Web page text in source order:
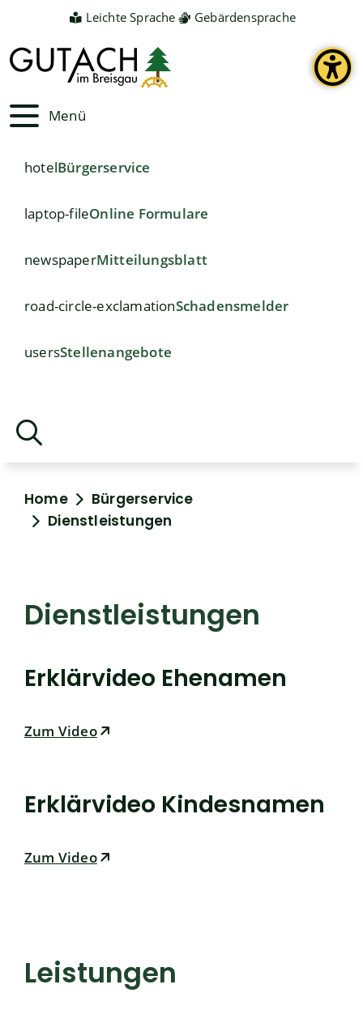
Leichte Sprache Gebärdensprache
Menü
hotelBürgerservice
laptop-fileOnline Formulare
newspaperMitteilungsblatt
road-circle-exclamationSchadensmelder
usersStellenangebote
Home
Bürgerservice
Dienstleistungen
Dienstleistungen
Erklärvideo Ehenamen
Zum Video
Erklärvideo Kindesnamen
Zum Video
Leistungen